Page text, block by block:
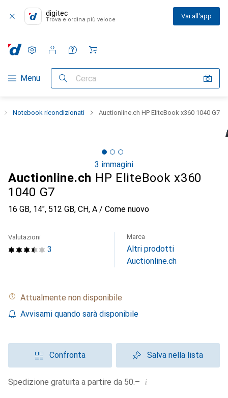
digitec
Trova e ordina più veloce Vai all'app
Categoria Navigazione
Menu Cerca
Impostazioni
Conto cliente
Liste di confronto
Liste dei desideri
Carrello
Notebook ricondizionati Auctionline.ch HP EliteBook x360 1040 G7
3 immagini
Auctionline.ch HP EliteBook x360
1040 G7
16 GB, 14", 512 GB, CH, A / Come nuovo
3
Valutazioni Marca
Altri prodotti
Auctionline.ch
Attualmente non disponibile
Avvisami quando sarà disponibile
Confronta Salva nella lista
Spedizione gratuita a partire da 50.– i